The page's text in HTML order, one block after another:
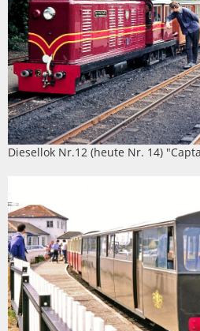
Diesellok Nr.12 (heute Nr. 14)